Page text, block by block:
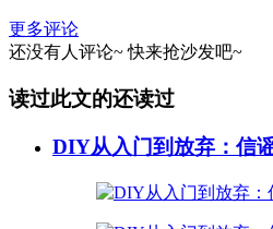
更多评论
还没有人评论~ 快来抢沙发吧~
读过此文的还读过
DIY从入门到放弃：信